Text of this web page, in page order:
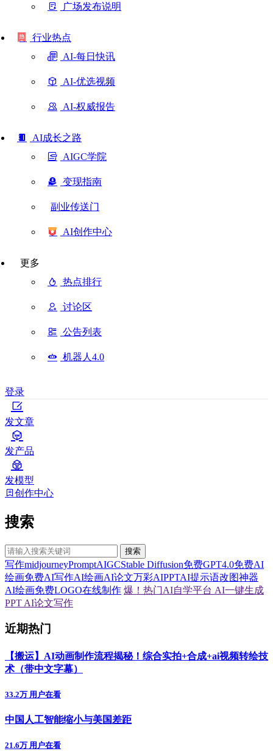
广场发布说明
行业热点
AI-每日快讯
AI-优选视频
AI-权威报告
AI成长之路
AIGC学院
变现指南
副业传送门
AI创作中心
更多
热点排行
讨论区
公告列表
机器人4.0
登录
发文章
发产品
发模型
创作中心
搜索
搜索
写作midjourneyPromptAIGCStable Diffusion免费GPT4.0免费AI
绘画免费AI写作AI绘画AI论文万彩AIPPTAI提示语改图神器
AI绘画免费LOGO在线制作 爆！热门AI自学平台 AI一键生成
PPT AI论文写作
近期热门
【搬运】AI动画制作流程揭秘！综合实拍+合成+ai视频转绘技
术（带中文字幕）
33.2万 用户在看
中国人工智能缩小与美国差距
21.6万 用户在看